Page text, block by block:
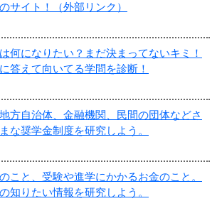
サイト！（外部リンク）
何になりたい？まだ決まってないキミ！
答えて向いてる学問を診断！
方自治体、金融機関、民間の団体などさ
な奨学金制度を研究しよう。
こと、受験や進学にかかるお金のこと。
知りたい情報を研究しよう。